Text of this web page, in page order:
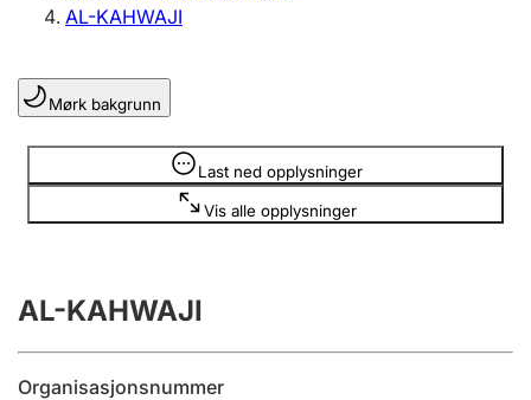
Enkeltpersonforetak
Registrere, endre, slette
Lag og forening
Registrere, endre, slette
Innsending og forsinkelsesgebyr
AL-KAHWAJI
Mørk bakgrunn
Last ned opplysninger
Vis alle opplysninger
Opplysninger er skjult
AL-KAHWAJI
Organisasjonsnummer